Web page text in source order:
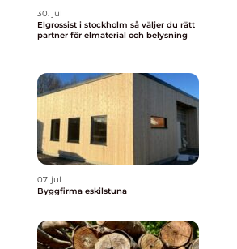
30. jul
Elgrossist i stockholm så väljer du rätt
partner för elmaterial och belysning
07. jul
Byggfirma eskilstuna